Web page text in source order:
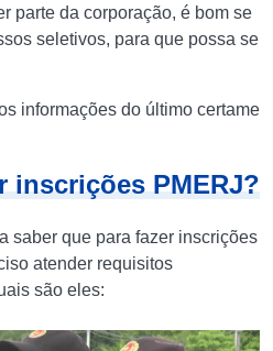
parte da corporação, é bom se
seletivos, para que possa se
informações do último certame
inscrições PMERJ?
saber que para fazer inscrições
atender requisitos
são eles: